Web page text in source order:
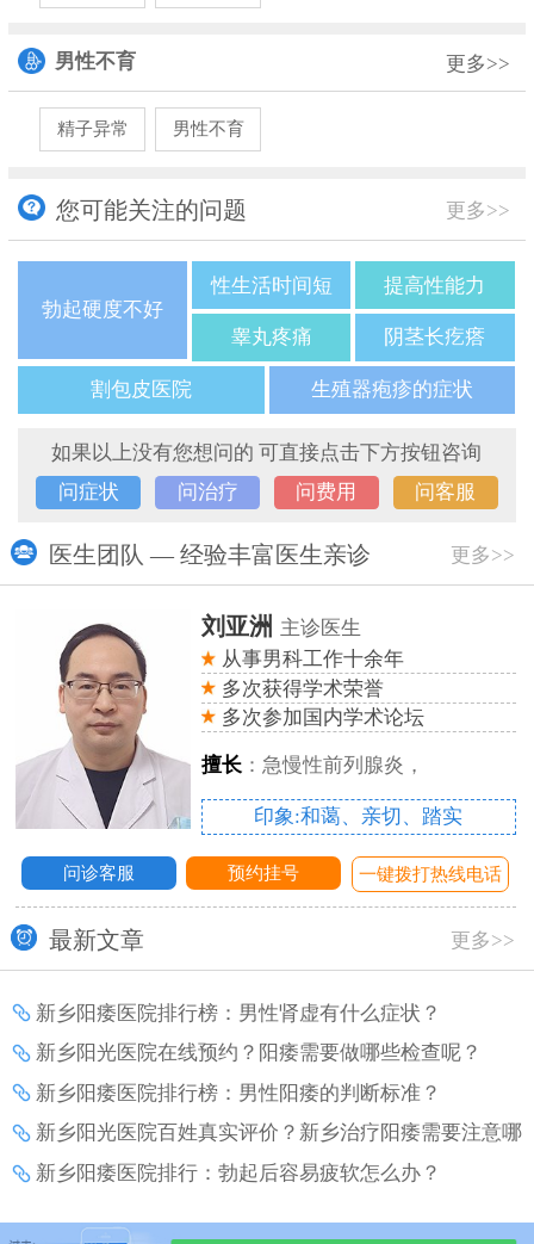
男性不育 更多>>
精子异常 男性不育
您可能关注的问题 更多>>
勃起硬度不好
性生活时间短 提高性能力
睾丸疼痛 阴茎长疙瘩
割包皮医院 生殖器疱疹的症状
如果以上没有您想问的 可直接点击下方按钮咨询
问症状
问治疗 问费用 问客服
医生团队 — 经验丰富医生亲诊 更多>>
刘亚洲 主诊医生
从事男科工作十余年
多次获得学术荣誉
多次参加国内学术论坛
擅长：急慢性前列腺炎，
印象:和蔼、亲切、踏实
问诊客服 预约挂号 一键拨打热线电话
最新文章 更多>>
新乡阳痿医院排行榜：男性肾虚有什么症状？
新乡阳光医院在线预约？阳痿需要做哪些检查呢？
新乡阳痿医院排行榜：男性阳痿的判断标准？
新乡阳光医院百姓真实评价？新乡治疗阳痿需要注意哪
些事项？
新乡阳痿医院排行：勃起后容易疲软怎么办？